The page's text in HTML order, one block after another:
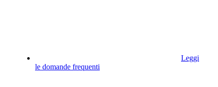
Leggi
le domande frequenti